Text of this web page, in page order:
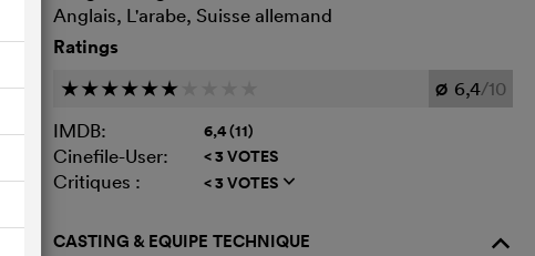
Anglais, L'arabe, Suisse allemand
Ratings
c c c c c c Ø 6,4/10
IMDB:
6,4 (11)
Cinefile-User: < 3 VOTES
Critiques : < 3 VOTES q
CASTING & EQUIPE TECHNIQUE o